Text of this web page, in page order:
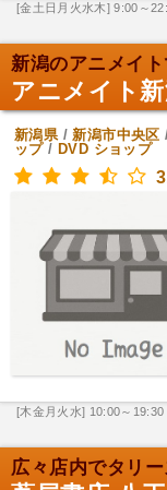
[金土日月火水木] 9:00～
新潟のアニメイト
アニメイト
新潟県/新潟市中央区
ップ/ DVD ショップ
[木金月火水] 10:00～19:30
広々店内でタリ